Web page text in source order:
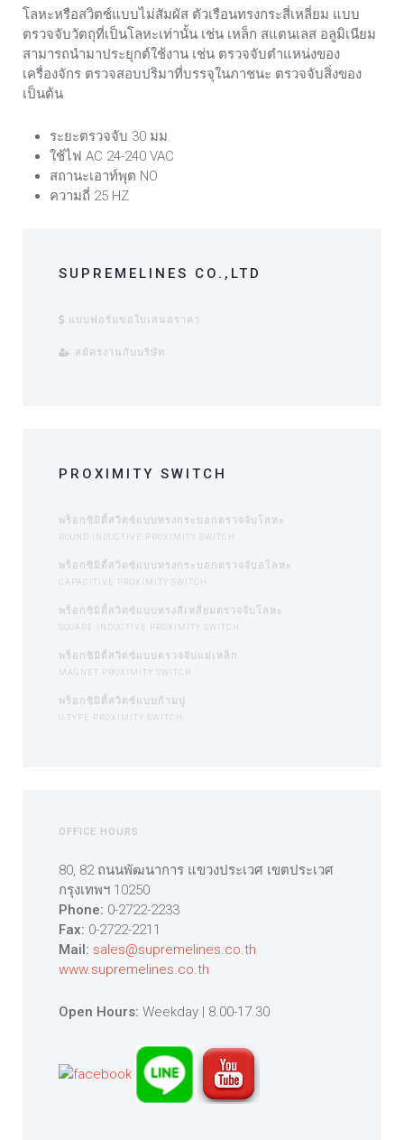
โลหะหรือสวิตช์แบบไม่สัมผัส ตัวเรือนทรงกระสี่เหลี่ยม แบบ
ตรวจจับวัตถุที่เป็นโลหะเท่านั้น เช่น เหล็ก สแตนเลส อลูมิเนียม
สามารถนำมาประยุกต์ใช้งาน เช่น ตรวจจับตำแหน่งของ
เครื่องจักร ตรวจสอบปริมาที่บรรจุในภาชนะ ตรวจจับสิ่งของ
เป็นต้น
ระยะตรวจจับ 30 มม.
ใช้ไฟ AC 24-240 VAC
สถานะเอาท์พุต NO
ความถี่ 25 HZ
SUPREMELINES CO.,LTD
แบบฟอร์มขอใบเสนอราคา
สมัครงานกับบริษัท
PROXIMITY SWITCH
พร็อกซิมิตี้สวิตซ์แบบทรงกระบอกตรวจจับโลหะ
ROUND INDUCTIVE PROXIMITY SWITCH
พร็อกซิมิตี้สวิตซ์แบบทรงกระบอกตรวจจับอโลหะ
CAPACITIVE PROXIMITY SWITCH
พร็อกซิมิตี้สวิตซ์แบบทรงสี่เหลี่ยมตรวจจับโลหะ
SQUARE INDUCTIVE PROXIMITY SWITCH
พร็อกซิมิตี้สวิตซ์แบบตรวจจับแม่เหล็ก
MAGNET PROXIMITY SWITCH
พร็อกซิมิตี้สวิตซ์แบบก้ามปู
U TYPE PROXIMITY SWITCH
OFFICE HOURS
80, 82 ถนนพัฒนาการ แขวงประเวศ เขตประเวศ
กรุงเทพฯ 10250
Phone: 0-2722-2233
Fax: 0-2722-2211
Mail: sales@supremelines.co.th
www.supremelines.co.th
Open Hours: Weekday | 8.00-17.30